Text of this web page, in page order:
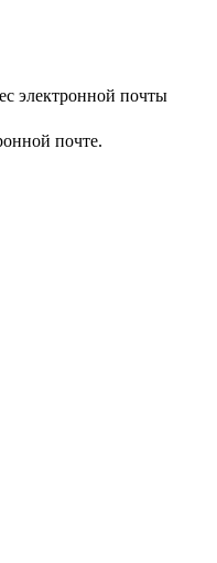
электронной почты
почте.